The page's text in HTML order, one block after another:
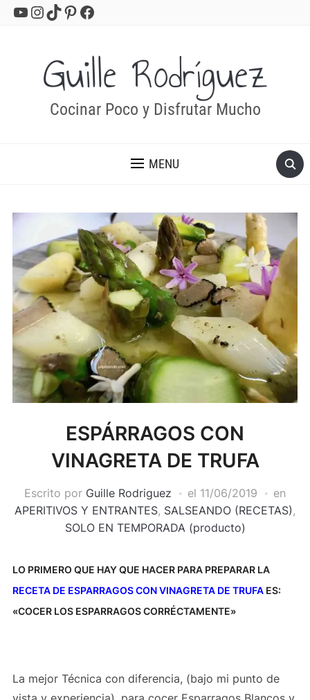
YouTube
Instagram
TikTok
Pinterest
Facebook
Guille Rodríguez
Cocinar Poco y Disfrutar Mucho
MENU
ESPÁRRAGOS CON
VINAGRETA DE TRUFA
Escrito por Guille Rodriguez el 11/06/2019
en
APERITIVOS Y ENTRANTES, SALSEANDO (RECETAS) ,
SOLO EN TEMPORADA (producto)
LO PRIMERO QUE HAY QUE HACER PARA PREPARAR LA
RECETA DE ESPARRAGOS CON VINAGRETA DE TRUFAES:
«COCER LOS ESPARRAGOS CORRÉCTAMENTE»
La mejor Técnica con diferencia, (bajo mi punto de